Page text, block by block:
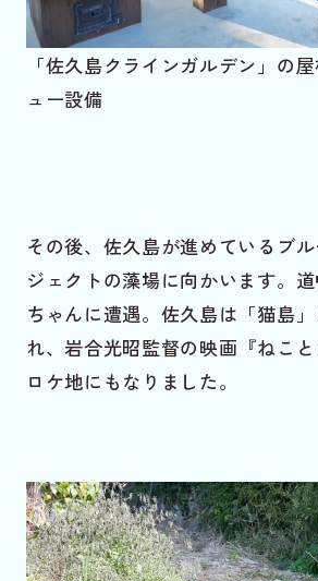
「佐久島クラインガルデン」の
ュー設備
その後、佐久島が進めているブ
ジェクトの藻場に向かいます。
ちゃんに遭遇。佐久島は「猫島
れ、岩合光昭監督の映画『ねこ
ロケ地にもなりました。